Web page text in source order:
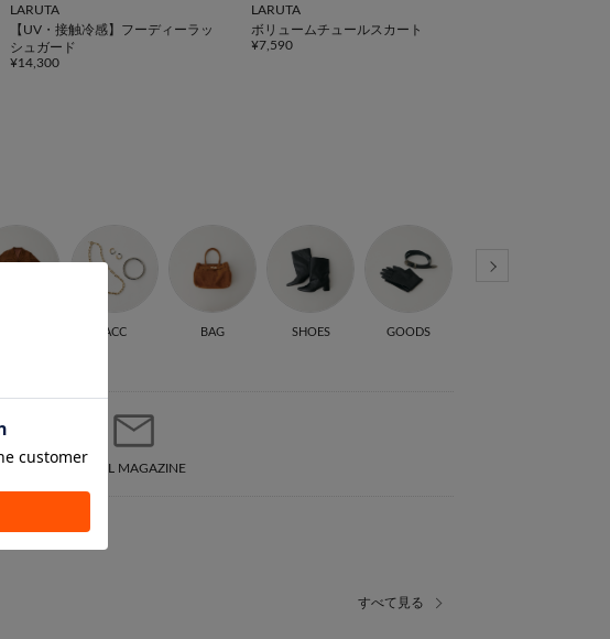
LARUTA
【UV・接触冷感】フーディーラッ
シュガード
¥14,300
LARUTA
ボリュームチュールスカート
¥7,590
ACC BAG SHOES GOODS
MAIL MAGAZINE